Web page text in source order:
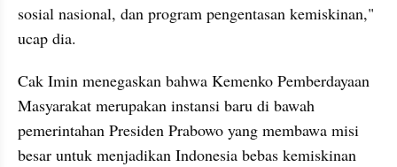
sosial nasional, dan program pengentasan kemiskinan,"
ucap dia.
Cak Imin menegaskan bahwa Kemenko Pemberdayaan
Masyarakat merupakan instansi baru di bawah
pemerintahan Presiden Prabowo yang membawa misi
besar untuk menjadikan Indonesia bebas kemiskinan